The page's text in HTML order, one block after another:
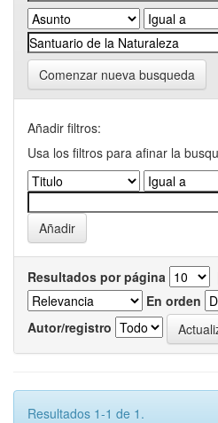
Comenzar nueva busqueda
Añadir filtros:
Usa los filtros para afinar la
Resultados por página
En orden
Autor/registro
Resultados 1-1 de 1.